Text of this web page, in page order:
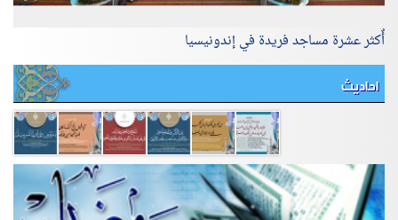
أٌكثر عشرة مساجد فريدة في إندونيسيا
احاديث